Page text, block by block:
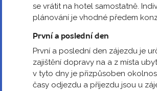
se vrátit na hotel samostatně.
plánování je vhodné předem
První a poslední den
První a poslední den zájezdu je
zajištění dopravy na a z místa
v tyto dny je přizpůsoben
časy odjezdu a příjezdu jsou u